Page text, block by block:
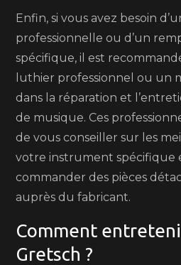
Enfin, si vous avez besoin
professionnelle ou d’un
spécifique, il est
luthier professionnel ou un
dans la réparation et
de musique. Ces
de vous conseiller sur les
votre instrument spécifique
commander des pièces
auprès du fabricant.
Comment
Gretsch ?